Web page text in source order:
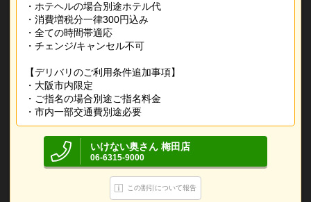
・ホテヘルの場合別途ホテル代
・消費増税分一律300円込み
・全ての時間帯適応
・チェンジ/キャンセル不可
【デリバリのご利用条件追加事項】
・大阪市内限定
・ご指名の場合別途ご指名料金
・市内一部交通費別途必要
いけない奥さん 梅田店
06-6315-9000
この割引について報告